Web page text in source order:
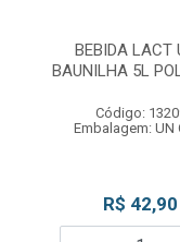
BEBIDA LACT
BAUNILHA 5L
Código:
Embalagem: UN
R$ 42,90